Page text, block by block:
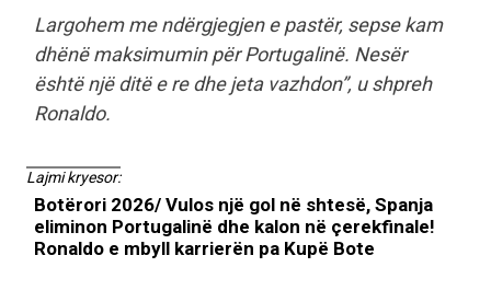
Largohem me ndërgjegjen e pastër, sepse kam
dhënë maksimumin për Portugalinë. Nesër
është një ditë e re dhe jeta vazhdon”, u shpreh
Ronaldo.
Lajmi kryesor:
Botërori 2026/ Vulos një gol në shtesë, Spanja
eliminon Portugalinë dhe kalon në çerekfinale!
Ronaldo e mbyll karrierën pa Kupë Bote